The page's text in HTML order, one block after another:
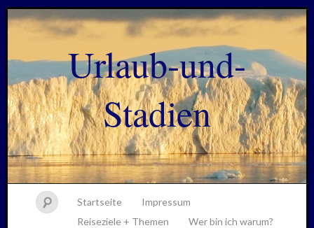
Urlaub-und-
Stadien
Startseite
Impressum
Reiseziele + Themen
Wer bin ich warum?